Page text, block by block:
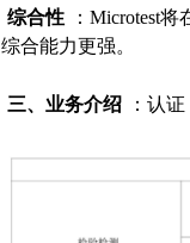
综合性
：Microtest
综合能力更强。
三、业务介绍 ：认